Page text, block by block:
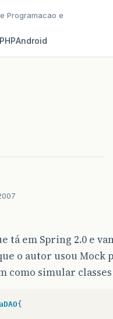
Programacao e
PHPAndroid
tá em Spring 2.0 e
o autor usou Mock
como simular classes
{